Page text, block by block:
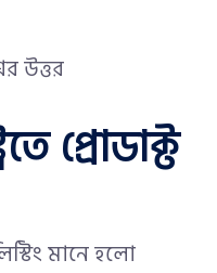
উত্তর
প্রোডাক্ট
মানে হলো